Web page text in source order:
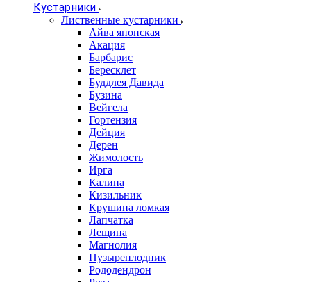
Кустарники
Лиственные кустарники
Айва японская
Акация
Барбарис
Бересклет
Буддлея Давида
Бузина
Вейгела
Гортензия
Дейция
Дерен
Жимолость
Ирга
Калина
Кизильник
Крушина ломкая
Лапчатка
Лещина
Магнолия
Пузыреплодник
Рододендрон